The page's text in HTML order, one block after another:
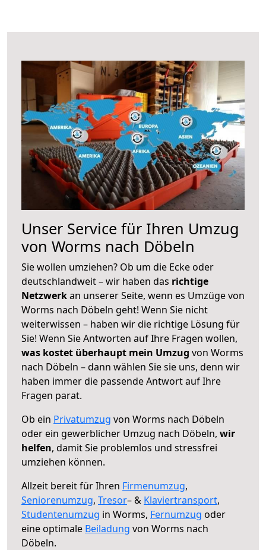
Unser Service für Ihren Umzug
von Worms nach Döbeln
Sie wollen umziehen? Ob um die Ecke oder
deutschlandweit – wir haben das richtige
Netzwerkan unserer Seite, wenn es Umzüge von
Worms nach Döbeln geht! Wenn Sie nicht
weiterwissen – haben wir die richtige Lösung für
Sie! Wenn Sie Antworten auf Ihre Fragen wollen,
was kostet überhaupt mein Umzug von Worms
nach Döbeln – dann wählen Sie sie uns, denn wir
haben immer die passende Antwort auf Ihre
Fragen parat.
Ob ein Privatumzug von Worms nach Döbeln
oder ein gewerblicher Umzug nach Döbeln, wir
helfen, damit Sie problemlos und stressfrei
umziehen können.
Allzeit bereit für Ihren Firmenumzug,
Seniorenumzug, Tresor– & Klaviertransport,
Studentenumzug in Worms, Fernumzug oder
eine optimale Beiladung von Worms nach
Döbeln.